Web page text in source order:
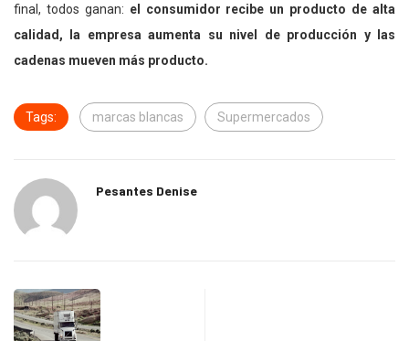
final, todos ganan: el consumidor recibe un producto de alta
calidad, la empresa aumenta su nivel de producción y las
cadenas mueven más producto.
Tags: marcas blancas Supermercados
Pesantes Denise